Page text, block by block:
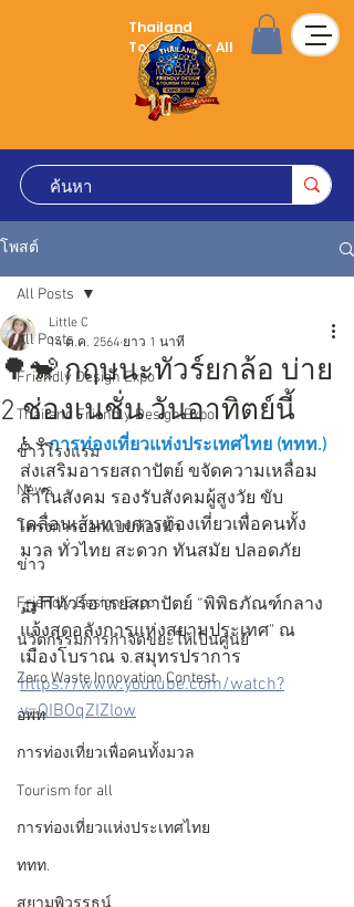
Thailand
Tourism for All
โพสต์
All Posts
Friendly Design Expo
Thailand Friendly Design Expo
ข่าวโรงแรม
News
โครงการออกแบบห้องน้ำ
ข่าว
Friendly Design Expo
นวัตกรรมการกำจัดขยะให้เป็นศูนย์
Zero Waste Innovation Contest
อพท
การท่องเที่ยวเพื่อคนทั้งมวล
Tourism for all
การท่องเที่ยวแห่งประเทศไทย
ททท.
All Posts
🌳🐒 กฤษนะทัวร์ยกล้อ บ่าย
2 ช่องเนชั่น วันอาทิตย์นี้
Little C
14 ต.ค. 2564 ยาว 1 นาที
♿⚘การท่องเที่ยวแห่งประเทศไทย (ททท.)
ส่งเสริมอารยสถาปัตย์ ขจัดความเหลื่อม
ล้ำในสังคม รองรับสังคมผู้สูงวัย ขับ
เคลื่อนเส้นทางการท่องเที่ยวเพื่อคนทั้ง
มวล ทั่วไทย สะดวก ทันสมัย ปลอดภัย
🛺⛩ทัวร์อารยสถาปัตย์ “พิพิธภัณฑ์กลาง
แจ้งสุดอลังการแห่งสยามประเทศ" ณ
เมืองโบราณ จ.สมุทรปราการ
https://www.youtube.com/watch?
v=QIBOqZIZlow